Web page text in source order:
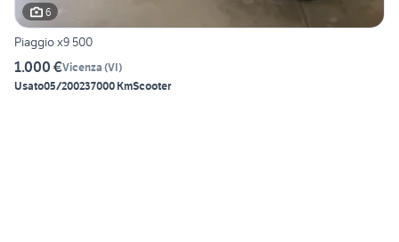
6
Piaggio x9 500
1.000 €Vicenza (VI)
Usato05/200237000 KmScooter